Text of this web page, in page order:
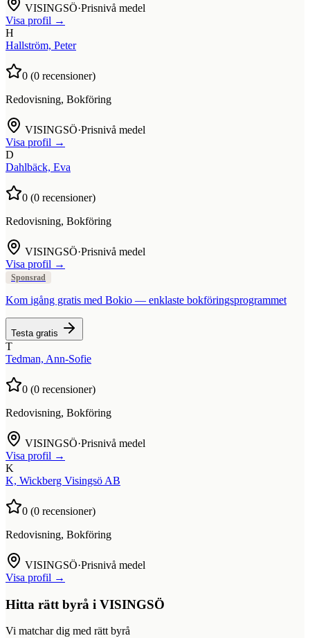
VISINGSÖ·Prisnivå medel
Visa profil →
H
Hallström, Peter
0 (0 recensioner)
Redovisning, Bokföring
VISINGSÖ·Prisnivå medel
Visa profil →
D
Dahlbäck, Eva
0 (0 recensioner)
Redovisning, Bokföring
VISINGSÖ·Prisnivå medel
Visa profil →
Sponsrad
Kom igång gratis med Bokio — enklaste bokföringsprogrammet
Testa gratis
T
Tedman, Ann-Sofie
0 (0 recensioner)
Redovisning, Bokföring
VISINGSÖ·Prisnivå medel
Visa profil →
K
K, Wickberg Visingsö AB
0 (0 recensioner)
Redovisning, Bokföring
VISINGSÖ·Prisnivå medel
Visa profil →
Hitta rätt byrå i VISINGSÖ
Vi matchar dig med rätt byrå